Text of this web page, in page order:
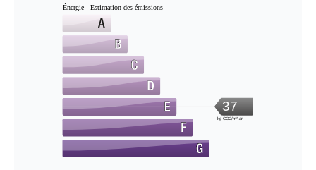
Énergie - Estimation des émissions
37
kg CO2/m².an